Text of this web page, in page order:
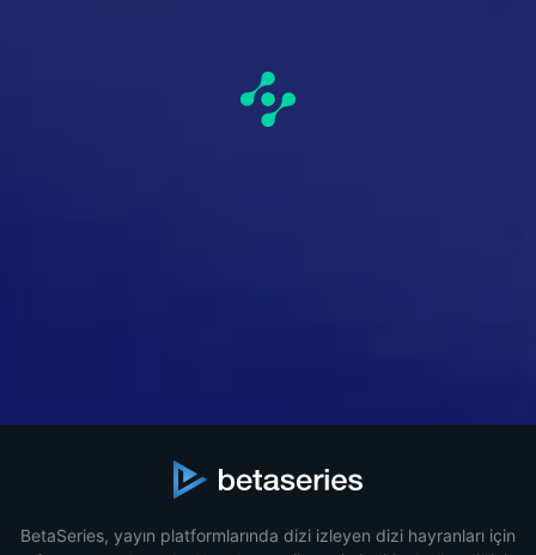
BetaSeries, yayın platformlarında dizi izleyen dizi hayranları için